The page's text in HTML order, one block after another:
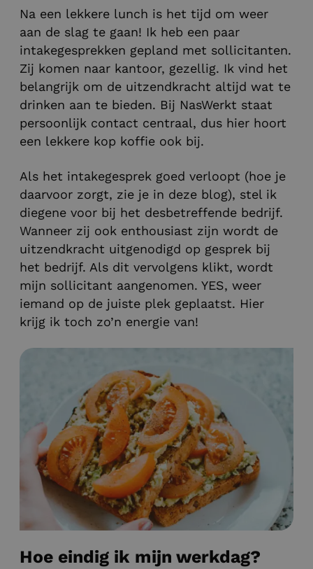
Na een lekkere lunch is het tijd om weer
aan de slag te gaan! Ik heb een paar
intakegesprekken gepland met sollicitanten.
Zij komen naar kantoor, gezellig. Ik vind het
belangrijk om de uitzendkracht altijd wat te
drinken aan te bieden. Bij NasWerkt staat
persoonlijk contact centraal, dus hier hoort
een lekkere kop koffie ook bij.
Als het intakegesprek goed verloopt (hoe je
daarvoor zorgt, zie je in deze blog), stel ik
diegene voor bij het desbetreffende bedrijf.
Wanneer zij ook enthousiast zijn wordt de
uitzendkracht uitgenodigd op gesprek bij
het bedrijf. Als dit vervolgens klikt, wordt
mijn sollicitant aangenomen. YES, weer
iemand op de juiste plek geplaatst. Hier
krijg ik toch zo’n energie van!
Hoe eindig ik mijn werkdag?